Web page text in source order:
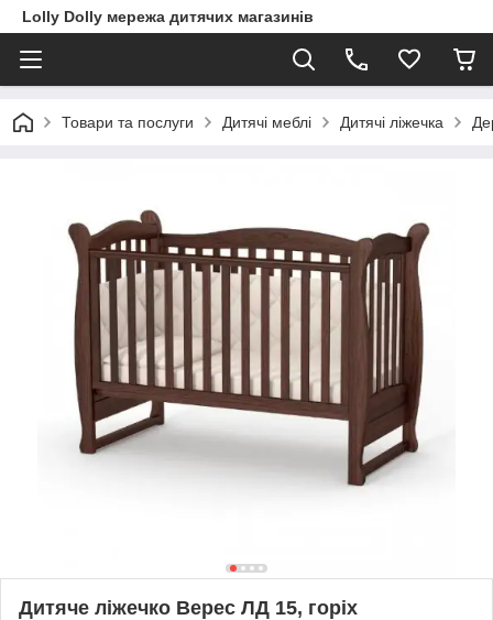
Lolly Dolly мережа дитячих магазинів
Товари та послуги Дитячі меблі Дитячі ліжечка
Дитяче ліжечко Верес ЛД 15, горіх